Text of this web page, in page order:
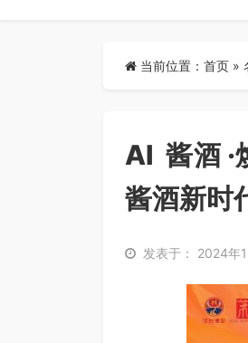
当前位置： 首页 »
AI 酱酒 ·
酱酒新时
发表于： 2024年